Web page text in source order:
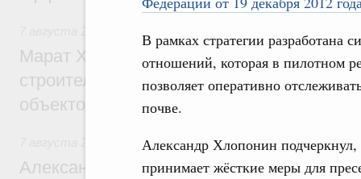
В рамках стратегии разработана
отношений, которая в пилотном
позволяет оперативно
почве.
Александр Хлопонин
принимает жёсткие меры для
Марат Хуснуллин: «Единый заказчик»
строительство и реконструкцию более
объектов
Чрезвычайные ситуации и ликвидация их
Александр Козлов провёл заседание